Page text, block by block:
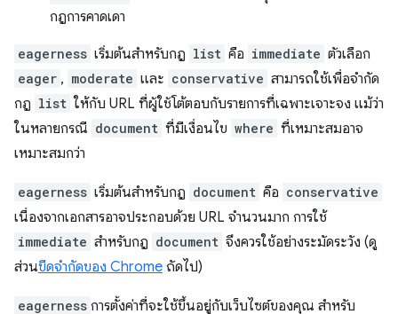
กฎการคาดเดา
eagerness เริ่มต้นสำหรับกฎ list คือ immediate ตัวเลือก
eager , moderate และ conservative สามารถใช้เพื่อจำกัด
กฎ list ให้กับ URL ที่ผู้ใช้โต้ตอบกับรายการที่เฉพาะเจาะจง แม้ว่า
ในหลายกรณี document ที่มีเงื่อนไข where ที่เหมาะสมอาจ
เหมาะสมกว่า
eagerness เริ่มต้นสำหรับกฎ document คือ conservative
เนื่องจากเอกสารอาจประกอบด้วย URL จำนวนมาก การใช้
immediate สำหรับกฎ document จึงควรใช้อย่างระมัดระวัง (ดู
ส่วนขีดจำกัดของ Chrome ถัดไป)
eagerness การตั้งค่าที่จะใช้ขึ้นอยู่กับเว็บไซต์ของคุณ สำหรับ